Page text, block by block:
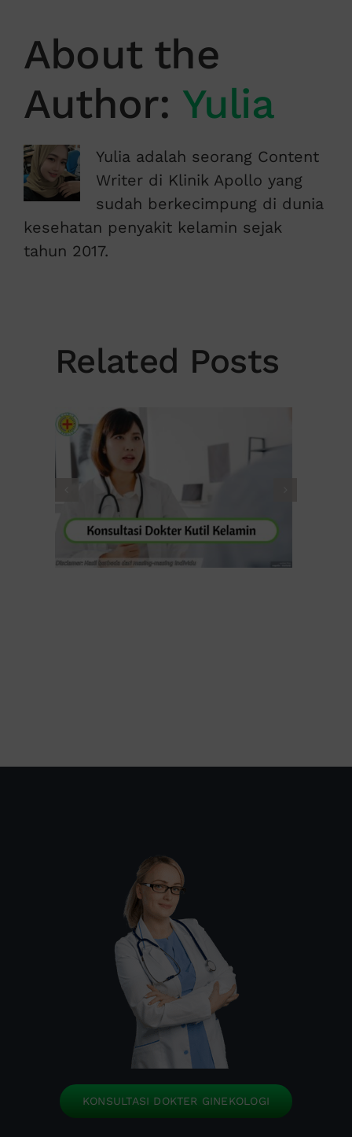
About the
Author: Yulia
Yulia adalah seorang Content
Writer di Klinik Apollo yang
sudah berkecimpung di dunia
kesehatan penyakit kelamin sejak
tahun 2017.
Related Posts
KONSULTASI DOKTER GINEKOLOGI